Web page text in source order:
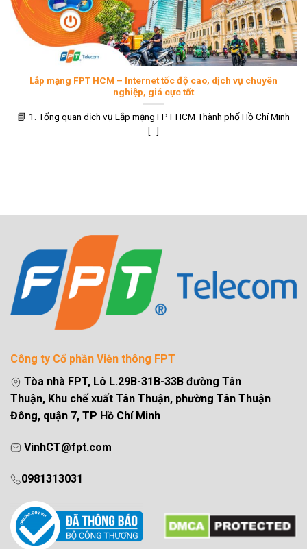
Lắp mạng FPT HCM – Internet tốc độ cao, dịch vụ chuyên
nghiệp, giá cực tốt
📘 1. Tổng quan dịch vụ Lắp mạng FPT HCM Thành phố Hồ Chí Minh
[...]
Công ty Cổ phần Viễn thông FPT
Tòa nhà FPT, Lô L.29B-31B-33B đường Tân
Thuận, Khu chế xuất Tân Thuận, phường Tân Thuận
Đông, quận 7, TP Hồ Chí Minh
VinhCT@fpt.com
0981313031